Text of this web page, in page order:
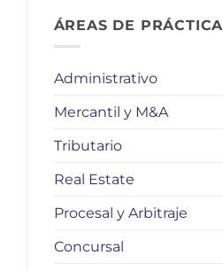
ÁREAS DE PRÁCTICA
Administrativo
Mercantil y M&A
Tributario
Real Estate
Procesal y Arbitraje
Concursal